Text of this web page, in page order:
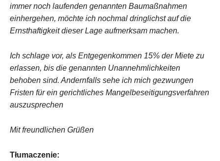
immer noch laufenden genannten Baumaßnahmen
einhergehen, möchte ich nochmal dringlichst auf die
Ernsthaftigkeit dieser Lage aufmerksam machen.
Ich schlage vor, als Entgegenkommen 15% der Miete zu
erlassen, bis die genannten Unannehmlichkeiten
behoben sind. Andernfalls sehe ich mich gezwungen
Fristen für ein gerichtliches Mangelbeseitigungsverfahren
auszusprechen
Mit freundlichen Grüßen
Tłumaczenie: